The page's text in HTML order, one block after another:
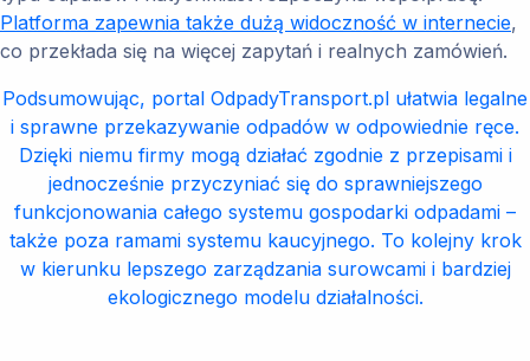
Platforma zapewnia także dużą widoczność w internecie,
co przekłada się na więcej zapytań i realnych zamówień.
Podsumowując, portal OdpadyTransport.pl ułatwia legalne
i sprawne przekazywanie odpadów w odpowiednie ręce.
Dzięki niemu firmy mogą działać zgodnie z przepisami i
jednocześnie przyczyniać się do sprawniejszego
funkcjonowania całego systemu gospodarki odpadami –
także poza ramami systemu kaucyjnego. To kolejny krok
w kierunku lepszego zarządzania surowcami i bardziej
ekologicznego modelu działalności.